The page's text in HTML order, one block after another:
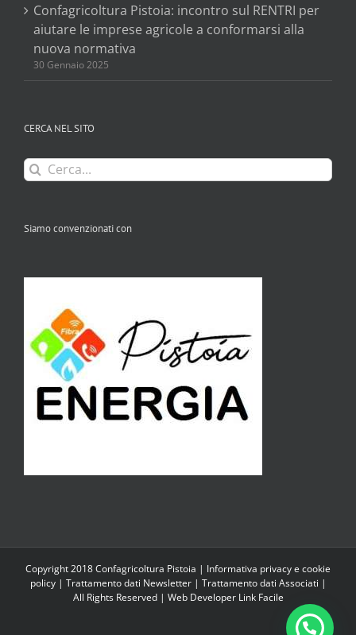
Confagricoltura Pistoia: incontro sul RENTRI per
aiutare le imprese agricole a conformarsi alla
nuova normativa
30 Gennaio 2025
CERCA NEL SITO
Cerca
per:
Siamo convenzionati con
Copyright 2018 Confagricoltura Pistoia | Informativa privacy e cookie
policy| Trattamento dati Newsletter| Trattamento dati Associati |
All Rights Reserved | Web Developer Link Facile